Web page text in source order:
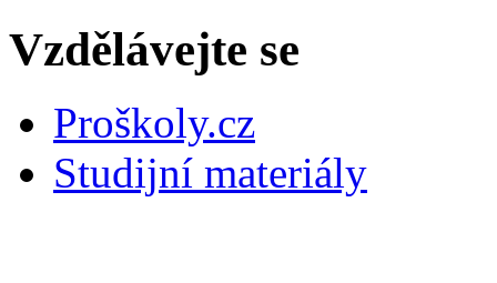
Vzdělávejte se
Proškoly.cz
Studijní materiály